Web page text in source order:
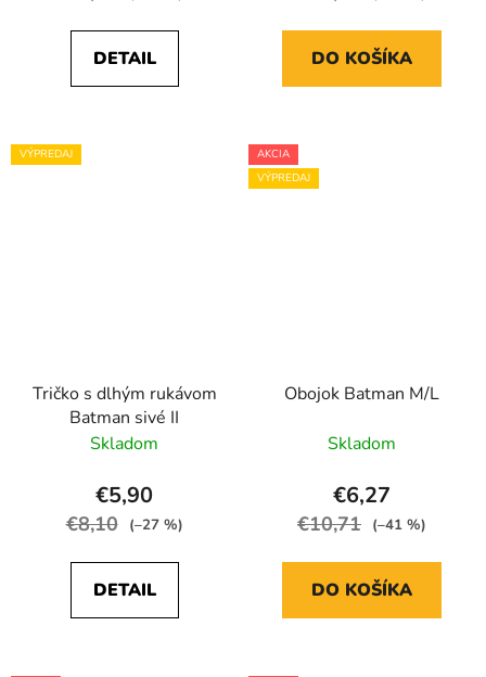
DETAIL DO KOŠÍKA
VÝPREDAJ
Tričko s dlhým rukávom
Batman sivé II
Skladom
€5,90
€8,10 (–27 %)
DETAIL
AKCIA
VÝPREDAJ
Obojok Batman M/L
Skladom
€6,27
€10,71 (–41 %)
DO KOŠÍKA